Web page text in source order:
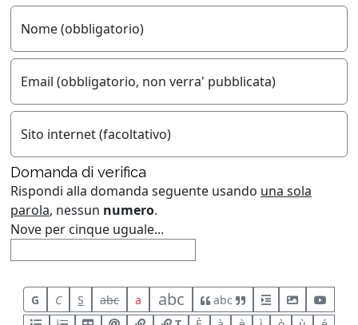
Nome (obbligatorio)
Email (obbligatorio, non verra' pubblicata)
Sito internet (facoltativo)
Domanda di verifica
Rispondi alla domanda seguente usando una sola
parola, nessun numero.
Nove per cinque uguale...
G C S abc a abc
abc